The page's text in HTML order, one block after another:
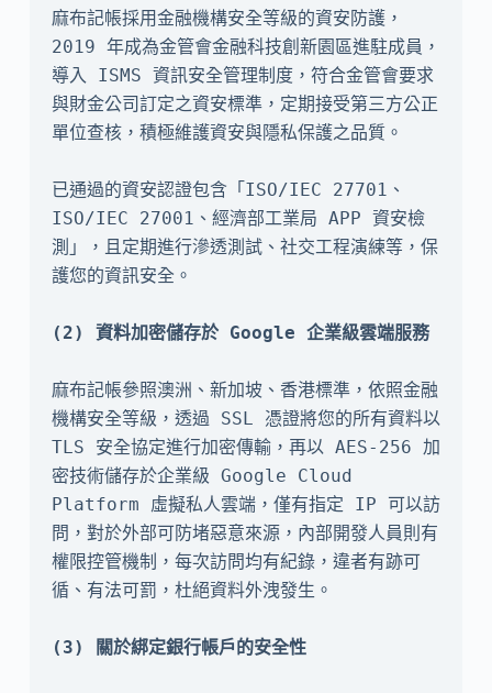
麻布記帳採用金融機構安全等級的資安防護，
2019 年成為金管會金融科技創新園區進駐成員，
導入 ISMS 資訊安全管理制度，符合金管會要求
與財金公司訂定之資安標準，定期接受第三方公正
單位查核，積極維護資安與隱私保護之品質。
已通過的資安認證包含「ISO/IEC 27701、
ISO/IEC 27001、經濟部工業局 APP 資安檢
測」，且定期進行滲透測試、社交工程演練等，保
護您的資訊安全。
(2) 資料加密儲存於 Google 企業級雲端服務
麻布記帳參照澳洲、新加坡、香港標準，依照金融
機構安全等級，透過 SSL 憑證將您的所有資料以
TLS 安全協定進行加密傳輸，再以 AES-256 加
密技術儲存於企業級 Google Cloud
Platform 虛擬私人雲端，僅有指定 IP 可以訪
問，對於外部可防堵惡意來源，內部開發人員則有
權限控管機制，每次訪問均有紀錄，違者有跡可
循、有法可罰，杜絕資料外洩發生。
(3) 關於綁定銀行帳戶的安全性